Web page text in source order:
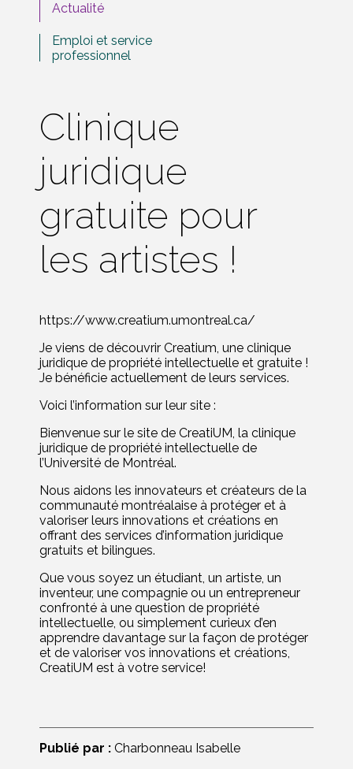
Actualité
Emploi et service
professionnel
Clinique
juridique
gratuite pour
les artistes !
https://www.creatium.umontreal.ca/
Je viens de découvrir Creatium, une clinique
juridique de propriété intellectuelle et gratuite !
Je bénéficie actuellement de leurs services.
Voici l’information sur leur site :
Bienvenue sur le site de CreatiUM, la clinique
juridique de propriété intellectuelle de
l’Université de Montréal.
Nous aidons les innovateurs et créateurs de la
communauté montréalaise à protéger et à
valoriser leurs innovations et créations en
offrant des services d’information juridique
gratuits et bilingues.
Que vous soyez un étudiant, un artiste, un
inventeur, une compagnie ou un entrepreneur
confronté à une question de propriété
intellectuelle, ou simplement curieux d’en
apprendre davantage sur la façon de protéger
et de valoriser vos innovations et créations,
CreatiUM est à votre service!
Publié par : Charbonneau Isabelle